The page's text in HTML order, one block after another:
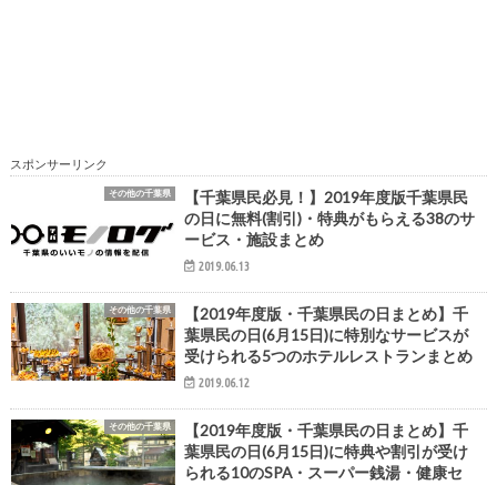
スポンサーリンク
その他の千葉県
【千葉県民必見！】2019年度版千葉県民
の日に無料(割引)・特典がもらえる38のサ
ービス・施設まとめ
2019.06.13
その他の千葉県
【2019年度版・千葉県民の日まとめ】千
葉県民の日(6月15日)に特別なサービスが
受けられる5つのホテルレストランまとめ
2019.06.12
その他の千葉県
【2019年度版・千葉県民の日まとめ】千
葉県民の日(6月15日)に特典や割引が受け
られる10のSPA・スーパー銭湯・健康セ